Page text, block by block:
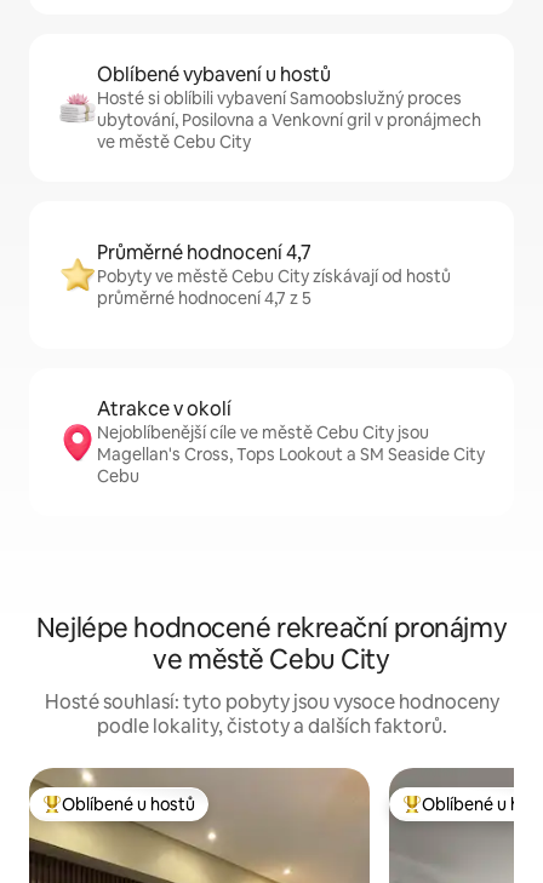
Oblíbené vybavení u hostů
Hosté si oblíbili vybavení Samoobslužný proces
ubytování, Posilovna a Venkovní gril v pronájmech
ve městě Cebu City
Průměrné hodnocení 4,7
Pobyty ve městě Cebu City získávají od hostů
průměrné hodnocení 4,7 z 5
Atrakce v okolí
Nejoblíbenější cíle ve městě Cebu City jsou
Magellan's Cross, Tops Lookout a SM Seaside City
Cebu
Nejlépe hodnocené rekreační pronájmy
ve městě Cebu City
Hosté souhlasí: tyto pobyty jsou vysoce hodnoceny
podle lokality, čistoty a dalších faktorů.
Nejlepší v kategorii Oblíbené u hostů
Oblíbené u hostů Nejlepší v
Oblíbené u